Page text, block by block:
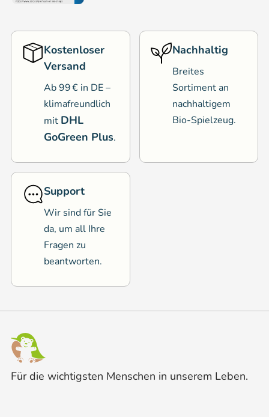
Kostenloser
Versand
Ab 99 € in DE –
klimafreundlich
mit DHL
GoGreen Plus.
Nachhaltig
Breites
Sortiment an
nachhaltigem
Bio-Spielzeug.
Support
Wir sind für Sie
da, um all Ihre
Fragen zu
beantworten.
Für die wichtigsten Menschen in unserem Leben.